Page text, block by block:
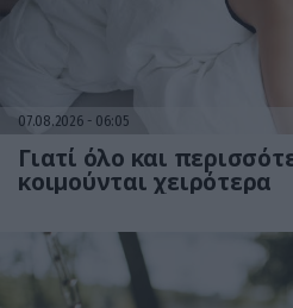
07.08.2026 06:05
Γιατί όλο και
κοιμούνται χειρότερα